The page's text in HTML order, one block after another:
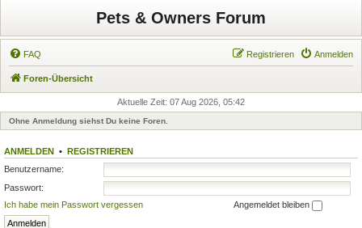
Pets & Owners Forum
FAQ Anmelden
Registrieren
Foren-Übersicht
Aktuelle Zeit: 07 Aug 2026, 05:42
Ohne Anmeldung siehst Du keine Foren.
ANMELDEN • REGISTRIEREN
Benutzername:
Passwort:
Ich habe mein Passwort vergessen
Angemeldet bleiben